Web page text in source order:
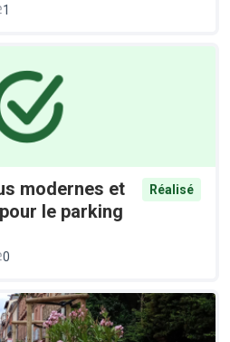
1
modernes et
le parking
Réalisé
0